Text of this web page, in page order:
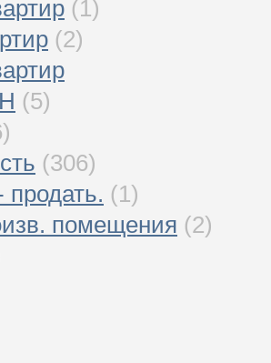
(1)
(2)
(5)
(306)
(1)
помещения (2)